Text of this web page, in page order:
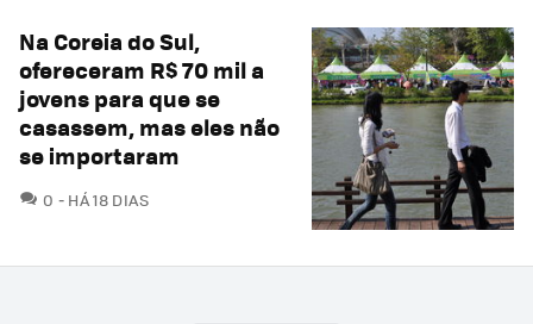
Na Coreia do Sul,
ofereceram R$ 70 mil a
jovens para que se
casassem, mas eles não
se importaram
0 COMENTÁRIOS
HÁ 18 DIAS